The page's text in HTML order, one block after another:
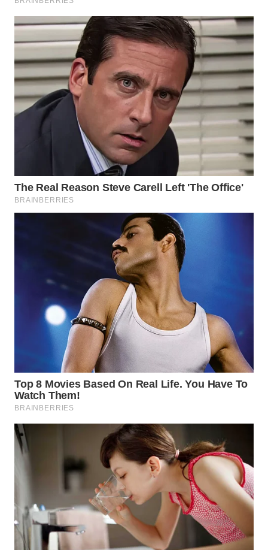
WN
MALUT
WN
DAIRI
WN
DANAU
TOBA
WN
WN
TANJUNG
LESUNG
WN
SIMALUNGUN
LABUHANBATU
TENGAH
WN DELI